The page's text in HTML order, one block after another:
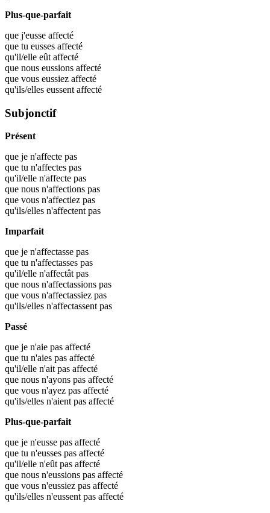
Plus-que-parfait
que j'eusse affecté
que tu eusses affecté
qu'il/elle eût affecté
que nous eussions affecté
que vous eussiez affecté
qu'ils/elles eussent affecté
Subjonctif
Présent
que je n'affecte pas
que tu n'affectes pas
qu'il/elle n'affecte pas
que nous n'affections pas
que vous n'affectiez pas
qu'ils/elles n'affectent pas
Imparfait
que je n'affectasse pas
que tu n'affectasses pas
qu'il/elle n'affectât pas
que nous n'affectassions pas
que vous n'affectassiez pas
qu'ils/elles n'affectassent pas
Passé
que je n'aie pas affecté
que tu n'aies pas affecté
qu'il/elle n'ait pas affecté
que nous n'ayons pas affecté
que vous n'ayez pas affecté
qu'ils/elles n'aient pas affecté
Plus-que-parfait
que je n'eusse pas affecté
que tu n'eusses pas affecté
qu'il/elle n'eût pas affecté
que nous n'eussions pas affecté
que vous n'eussiez pas affecté
qu'ils/elles n'eussent pas affecté